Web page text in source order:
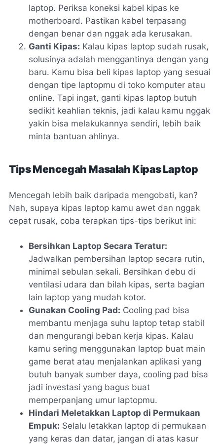
laptop. Periksa koneksi kabel kipas ke
motherboard. Pastikan kabel terpasang
dengan benar dan nggak ada kerusakan.
Ganti Kipas: Kalau kipas laptop sudah rusak,
solusinya adalah menggantinya dengan yang
baru. Kamu bisa beli kipas laptop yang sesuai
dengan tipe laptopmu di toko komputer atau
online. Tapi ingat, ganti kipas laptop butuh
sedikit keahlian teknis, jadi kalau kamu nggak
yakin bisa melakukannya sendiri, lebih baik
minta bantuan ahlinya.
Tips Mencegah Masalah Kipas Laptop
Mencegah lebih baik daripada mengobati, kan?
Nah, supaya kipas laptop kamu awet dan nggak
cepat rusak, coba terapkan tips-tips berikut ini:
Bersihkan Laptop Secara Teratur:
Jadwalkan pembersihan laptop secara rutin,
minimal sebulan sekali. Bersihkan debu di
ventilasi udara dan bilah kipas, serta bagian
lain laptop yang mudah kotor.
Gunakan Cooling Pad: Cooling pad bisa
membantu menjaga suhu laptop tetap stabil
dan mengurangi beban kerja kipas. Kalau
kamu sering menggunakan laptop buat main
game berat atau menjalankan aplikasi yang
butuh banyak sumber daya, cooling pad bisa
jadi investasi yang bagus buat
memperpanjang umur laptopmu.
Hindari Meletakkan Laptop di Permukaan
Empuk: Selalu letakkan laptop di permukaan
yang keras dan datar, jangan di atas kasur